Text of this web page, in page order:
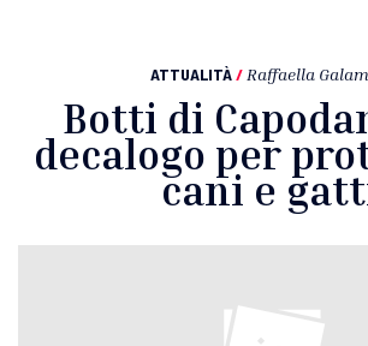
ATTUALITÀ / Raffaella
Botti di
decalogo per
cani e